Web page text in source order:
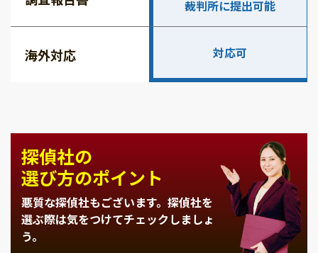
裁判所に提出可能
海外対応 対応可
探偵社の
選び方のポイント
悪質な探偵社もございます。 探偵社を
選ぶ際は気をつけてチェックしましょ
う。